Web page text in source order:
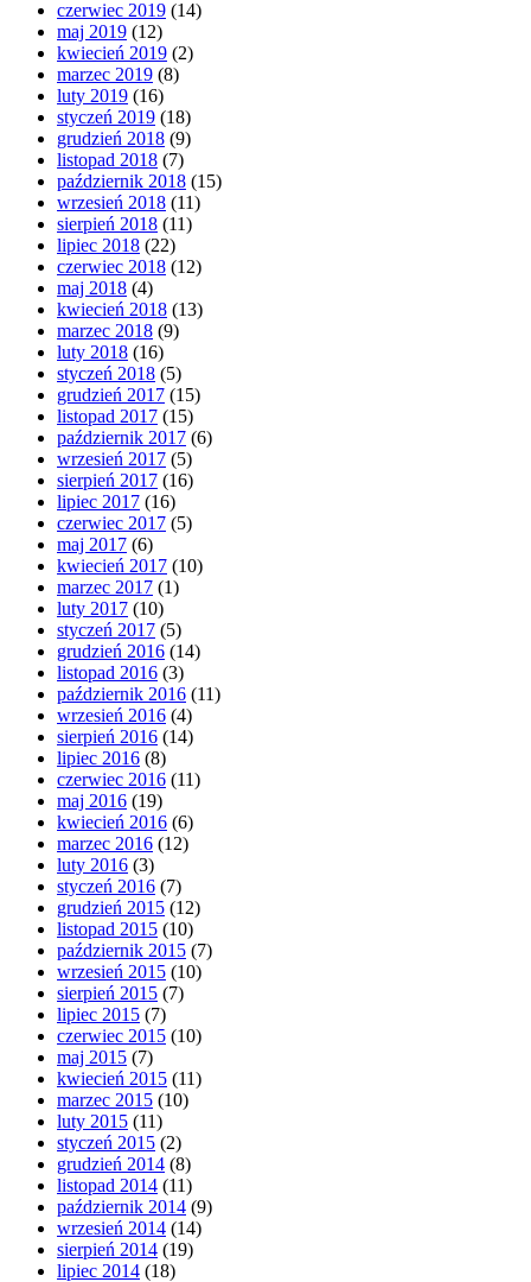
czerwiec 2019 (14)
maj 2019 (12)
kwiecień 2019 (2)
marzec 2019 (8)
luty 2019 (16)
styczeń 2019 (18)
grudzień 2018 (9)
listopad 2018 (7)
październik 2018 (15)
wrzesień 2018 (11)
sierpień 2018 (11)
lipiec 2018 (22)
czerwiec 2018 (12)
maj 2018 (4)
kwiecień 2018 (13)
marzec 2018 (9)
luty 2018 (16)
styczeń 2018 (5)
grudzień 2017 (15)
listopad 2017 (15)
październik 2017 (6)
wrzesień 2017 (5)
sierpień 2017 (16)
lipiec 2017 (16)
czerwiec 2017 (5)
maj 2017 (6)
kwiecień 2017 (10)
marzec 2017 (1)
luty 2017 (10)
styczeń 2017 (5)
grudzień 2016 (14)
listopad 2016 (3)
październik 2016 (11)
wrzesień 2016 (4)
sierpień 2016 (14)
lipiec 2016 (8)
czerwiec 2016 (11)
maj 2016 (19)
kwiecień 2016 (6)
marzec 2016 (12)
luty 2016 (3)
styczeń 2016 (7)
grudzień 2015 (12)
listopad 2015 (10)
październik 2015 (7)
wrzesień 2015 (10)
sierpień 2015 (7)
lipiec 2015 (7)
czerwiec 2015 (10)
maj 2015 (7)
kwiecień 2015 (11)
marzec 2015 (10)
luty 2015 (11)
styczeń 2015 (2)
grudzień 2014 (8)
listopad 2014 (11)
październik 2014 (9)
wrzesień 2014 (14)
sierpień 2014 (19)
lipiec 2014 (18)